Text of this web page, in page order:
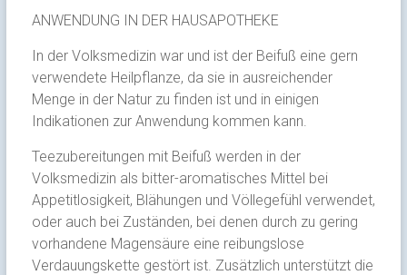
ANWENDUNG IN DER HAUSAPOTHEKE
In der Volksmedizin war und ist der Beifuß eine gern
verwendete Heilpflanze, da sie in ausreichender
Menge in der Natur zu finden ist und in einigen
Indikationen zur Anwendung kommen kann.
Teezubereitungen mit Beifuß werden in der
Volksmedizin als bitter-aromatisches Mittel bei
Appetitlosigkeit, Blähungen und Völlegefühl verwendet,
oder auch bei Zuständen, bei denen durch zu gering
vorhandene Magensäure eine reibungslose
Verdauungskette gestört ist. Zusätzlich unterstützt die